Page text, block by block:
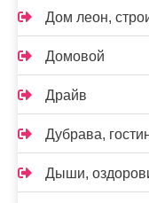
Дом леон,
Домовой
Драйв
Дубрава,
Дыши,